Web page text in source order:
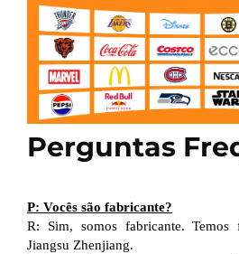
Perguntas
P: Vocês são fabricante?
R: Sim, somos fabricante. Temos
Jiangsu Zhenjiang.